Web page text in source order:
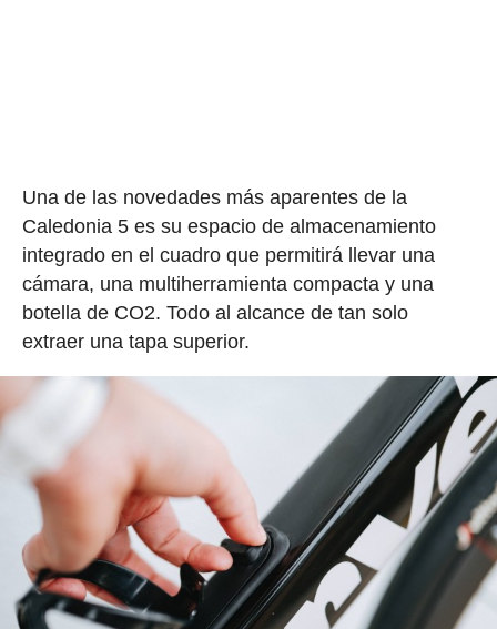
Una de las novedades más aparentes de la
Caledonia 5 es su espacio de almacenamiento
integrado en el cuadro que permitirá llevar una
cámara, una multiherramienta compacta y una
botella de CO2. Todo al alcance de tan solo
extraer una tapa superior.